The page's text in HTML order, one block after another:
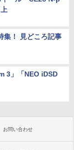
集！ 見どころ記事
3」「NEO iDSD
お問い合わせ